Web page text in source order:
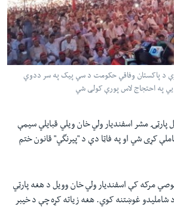
د پاکستان وفاقي حکومت د سي پیک په سر ددوي
يي په احتجاج لاس پورې کولی شي
پارټۍ مشر اسفندیار ولي خان ويلي قبایلي سیمې
کړی شي او په فاټا دې د "پیرنگي" قانون ختم
مرکه کې اسفندیار ولي خان وویل د هغه پارټي
د شاملیدو غوښتنه کوي. هغه زیاته کړه چې د خیبر